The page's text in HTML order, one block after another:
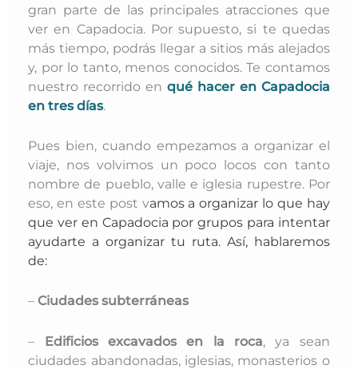
gran parte de las principales atracciones que
ver en Capadocia. Por supuesto, si te quedas
más tiempo, podrás llegar a sitios más alejados
y, por lo tanto, menos conocidos. Te contamos
nuestro recorrido en qué hacer en Capadocia
en tres días.
Pues bien, cuando empezamos a organizar el
viaje, nos volvimos un poco locos con tanto
nombre de pueblo, valle e iglesia rupestre. Por
eso, en este post vamos a organizar lo que hay
que ver en Capadocia por grupos para intentar
ayudarte a organizar tu ruta. Así, hablaremos
de:
–Ciudades subterráneas
– Edificios excavados en la roca, ya sean
ciudades abandonadas, iglesias, monasterios o